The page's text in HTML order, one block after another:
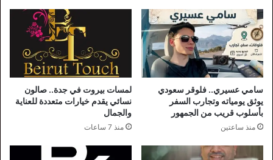
سامي عسيري.. فلوقر سعودي
يوثق يومياته وتجارب السفر
بأسلوب قريب من الجمهور
منذ ساعتين
لمسات بيروت في جدة.. صالون
نسائي يقدم خيارات متعددة للعناية
والجمال
منذ 7 ساعات